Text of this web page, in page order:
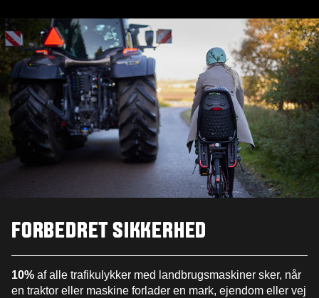
FORBEDRET SIKKERHED
10% af alle trafikulykker med landbrugsmaskiner sker, når
en traktor eller maskine forlader en mark, ejendom eller vej